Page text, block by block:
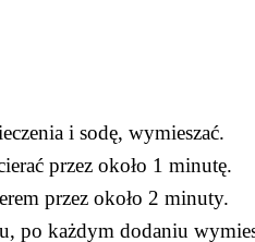
i sodę, wymieszać.
przez około 1 minutę.
przez około 2 minuty.
po każdym dodaniu